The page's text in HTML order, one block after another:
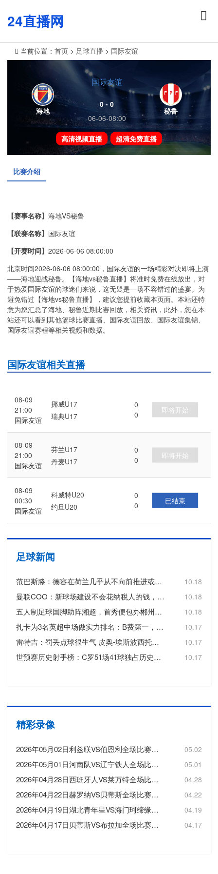
24直播网
当前位置： 首页 > 足球直播 > 国际友谊
海地
国际友谊
0 - 0
06-06-08:00
秘鲁
高清视频直播 超清免费直播
比赛介绍
【赛事名称】 海地VS秘鲁
【联赛名称】 国际友谊
【开赛时间】 2026-06-06 08:00:00
北京时间2026-06-06 08:00:00，国际友谊的一场精彩对决即将上演
——海地迎战秘鲁。【海地vs秘鲁直播】将准时免费在线放出，对
于热爱国际友谊的球迷们来说，这无疑是一场不容错过的盛宴。为
避免错过【海地vs秘鲁直播】，建议您提前收藏本页面。本站还特
意为您汇总了海地、秘鲁近期比赛回放，相关资讯，此外，您在本
站还可以看到其他篮球比赛直播、国际友谊回放、国际友谊集锦、
国际友谊赛程等相关视频和数据。
国际友谊相关直播
08-09
21:00
国际友谊
挪威U17
0
0
瑞典U17
即将开始
08-09
21:00
国际友谊
芬兰U17
0
0
丹麦U17
即将开始
08-09
00:30
国际友谊
科威特U20
0
0
约旦U20
已结束
足球新闻
范巴斯滕：德容在荷兰几乎从不向前推进或转移球，这令人失望 10.18
曼联COO：新球场建设不会花纳税人的钱，曼联自行承担20亿镑费用 10.18
五人制足球国脚助阵湘超，首秀便包办郴州队三个进球 10.18
扎卡为3名英超中场做实力排名：B费第一，维尔茨第二，帕尔默第三 10.17
雷特吉：罚丢点球很生气 皮奥-埃斯波西托踢得非常好 10.17
世预赛历史射手榜：C罗51场41球独占历史射手王，梅西72场36球第3 10.17
精彩录像
2026年05月02日利兹联VS伯恩利全场比赛录像回放 05.02
2026年05月01日河南队VS辽宁铁人全场比赛录像回放 05.01
2026年04月28日西班牙人VS莱万特全场比赛录像回放 04.28
2026年04月22日赫罗纳VS贝蒂斯全场比赛录像回放 04.22
2026年04月19日湖北青年星VS海门珂缔缘全场比赛录像回放 04.19
2026年04月17日贝蒂斯VS布拉加全场比赛录像回放 04.17